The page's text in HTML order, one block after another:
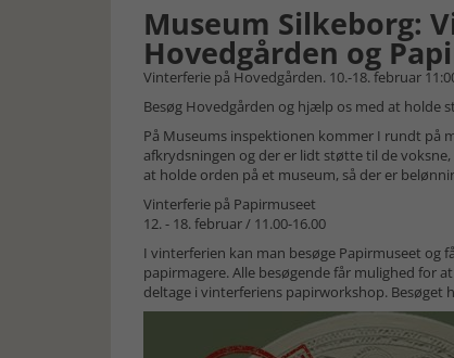
Museum Silkeborg:
Hovedgården og
Vinterferie på Hovedgården. 10.-18. februar
Besøg Hovedgården og hjælp os med at holde
På Museums inspektionen kommer I rundt på
afkrydsningen og der er lidt støtte til de
at holde orden på et museum, så der er
Vinterferie på Papirmuseet
12. - 18. februar / 11.00-16.00
I vinterferien kan man besøge Papirmuseet
papirmagere. Alle besøgende får mulighed for
deltage i vinterferiens papirworkshop. Besøget